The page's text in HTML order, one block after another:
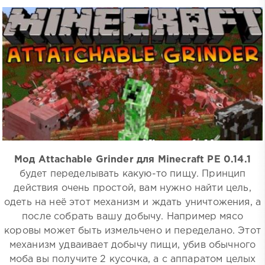
Мод Attachable Grinder для Minecraft PE 0.14.1
будет переделывать какую-то пищу. Принцип
действия очень простой, вам нужно найти цель,
одеть на неё этот механизм и ждать уничтожения, а
после собрать вашу добычу. Например мясо
коровы может быть измельчено и переделано. Этот
механизм удваивает добычу пищи, убив обычного
моба вы получите 2 кусочка, а с аппаратом целых